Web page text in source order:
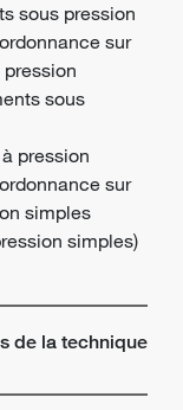
sous pression
sur
sous
pression
sur
simples
simples)
de la technique